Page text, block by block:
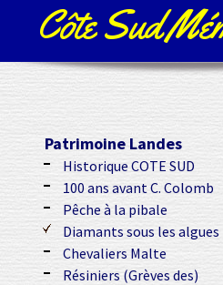
Côte Sud
Patrimoine Landes
Historique COTE SUD
100 ans avant C. Colomb
Pêche à la pibale
Diamants sous les algues
Chevaliers Malte
Résiniers (Grèves des)